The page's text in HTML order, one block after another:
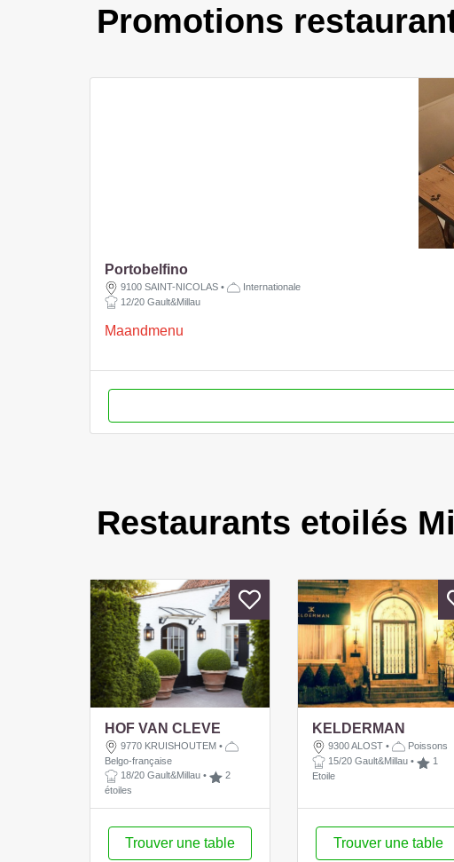
Promotions
Portobelfino
9100 SAINT-NICOLAS •
Internationale
12/20 Gault&Millau
Maandmenu
Restaurants etoilés
HOF VAN CLEVE
9770 KRUISHOUTEM •
Belgo-française
18/20 Gault&Millau •
2
étoiles
Trouver une table
KELDERMAN
9300 ALOST •
Poissons
15/20 Gault&Millau •
1
Etoile
Trouver une table